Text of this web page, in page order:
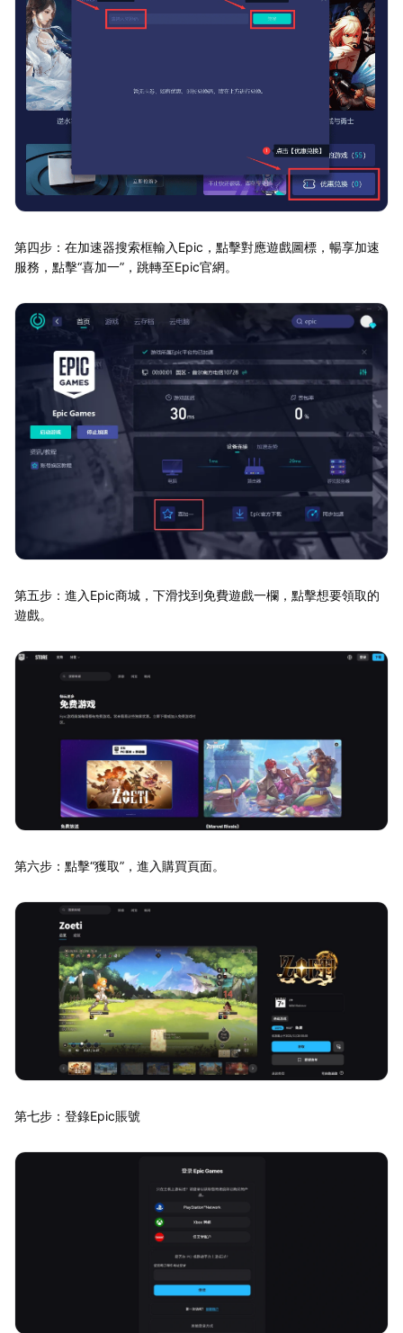
第四步：在加速器搜索框輸入Epic，點擊對應遊戲圖標，暢享加速
服務，點擊“喜加一”，跳轉至Epic官網。
第五步：進入Epic商城，下滑找到免費遊戲一欄，點擊想要領取的
遊戲。
第六步：點擊“獲取”，進入購買頁面。
第七步：登錄Epic賬號